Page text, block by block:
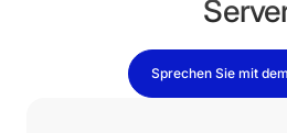
Sprechen Sie mit